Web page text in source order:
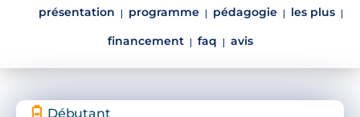
présentation programme pédagogie
les plus
financement
faq avis
Débutant